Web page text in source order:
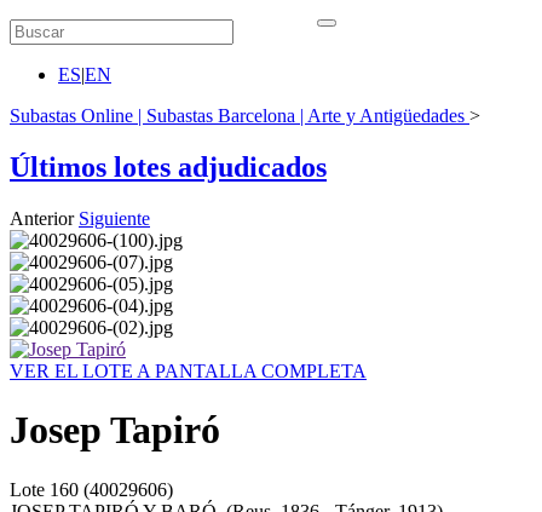
ES|EN
Subastas Online | Subastas Barcelona | Arte y Antigüedades >
Últimos lotes adjudicados
Anterior Siguiente
VER EL LOTE A PANTALLA COMPLETA
Josep Tapiró
Lote 160 (40029606)